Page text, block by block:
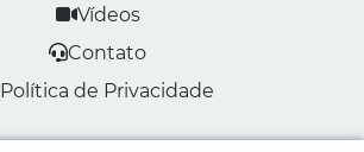
Vídeos
Contato
Política de Privacidade